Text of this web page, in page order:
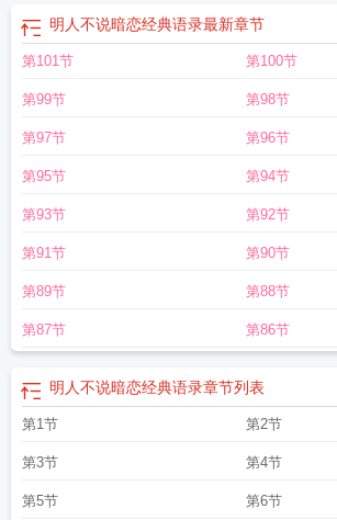
不说暗恋谁是攻
明人不说暗恋是双洁吗 明人不说暗恋
不说暗恋内容
superpanda讲的什么
明人不说暗恋是什么意思明人不
科明人不说暗恋全文免费 明人不说暗恋完整版
读明人不说暗恋有声 明人不说暗恋广播剧明人不说暗
度资源 明人不说暗恋番外 明人不说暗恋作者其他作品
番外明人不说暗恋谁是攻谁是受 明人不说暗恋 剧透
样明人不说暗恋番外百度 明人不说暗恋by明人不说
恋意思 明人不说暗恋爱 明人不说暗恋百度 明人不说
暗恋人物
明人不说暗恋讲什么
白明人不说暗恋李怀沙明人不说暗恋全文李怀沙明
人不说暗恋txt书包网明人不说暗恋superpanda
说暗恋圆房
明人不说暗恋语录
暗恋作者superpanda
明人不说暗恋第几章在一起
江明人不说暗恋讲的什么故事 明人不说暗恋讲的啥
明人不说暗恋经典语录最新章节
第101节 第100节
第99节 第98节
第97节 第96节
第95节 第94节
第93节 第92节
第91节 第90节
第89节 第88节
第87节 第86节
明人不说暗恋经典语录章节列表
第1节 第2节
第3节 第4节
第5节 第6节